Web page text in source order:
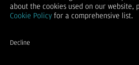
bahwa harga emas menunjukkan
sepanjang pekan lalu.
eksternal seperti penguatan dolar AS,
hingga spekulasi kebijakan moneter
“Meski sempat mengalami tekanan,
Trade with a Trusted
about the cookies used on our website,
Cookie Policy for a comprehensive list.
Decline